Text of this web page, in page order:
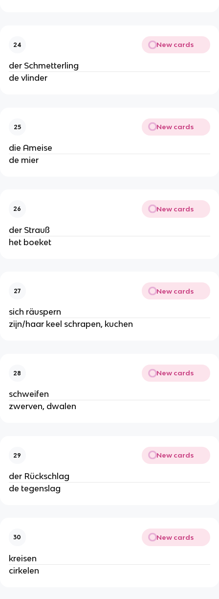
24 New cards
der Schmetterling
de vlinder
25 New cards
die Ameise
de mier
26 New cards
der Strauß
het boeket
27 New cards
sich räuspern
zijn/haar keel schrapen, kuchen
28 New cards
schweifen
zwerven, dwalen
29 New cards
der Rückschlag
de tegenslag
30 New cards
kreisen
cirkelen